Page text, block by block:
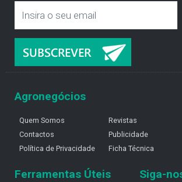
Agronegócios
Quem Somos
Contactos
Política de Privacidade
Revistas
Publicidade
Ficha Técnica
Ferramentas Úteis Siga-